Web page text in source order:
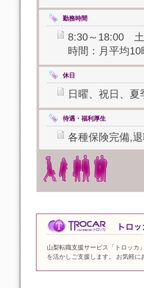
勤務時間
8:30～18:00
時間：月平均10
休日
日曜、祝日、
待遇・福利厚生
各種保険完備,
山梨転職支援サービス「トロッカ
を活かしご支援します。 お気軽